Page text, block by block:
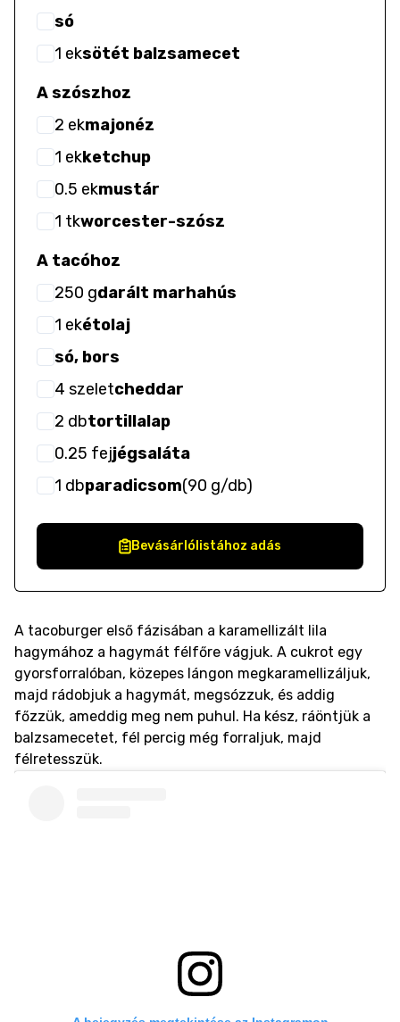
só
1 eksötét balzsamecet
A szószhoz
2 ekmajonéz
1 ekketchup
0.5 ekmustár
1 tkworcester-szósz
A tacóhoz
250 gdarált marhahús
1 ekétolaj
só, bors
4 szeletcheddar
2 dbtortillalap
0.25 fejjégsaláta
1 dbparadicsom(90 g/db)
Bevásárlólistához adás
A tacoburger első fázisában a karamellizált lila
hagymához a hagymát félfőre vágjuk. A cukrot egy
gyorsforralóban, közepes lángon megkaramellizáljuk,
majd rádobjuk a hagymát, megsózzuk, és addig
főzzük, ameddig meg nem puhul. Ha kész, ráöntjük a
balzsamecetet, fél percig még forraljuk, majd
félretesszük.